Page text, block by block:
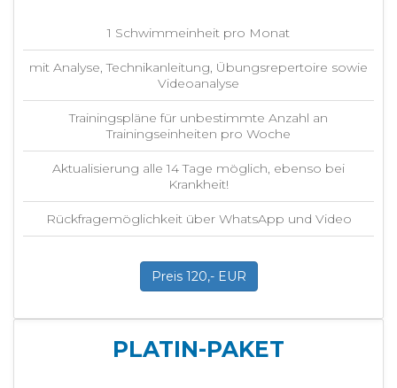
1 Schwimmeinheit pro Monat
mit Analyse, Technikanleitung, Übungsrepertoire sowie
Videoanalyse
Trainingspläne für unbestimmte Anzahl an
Trainingseinheiten pro Woche
Aktualisierung alle 14 Tage möglich, ebenso bei
Krankheit!
Rückfragemöglichkeit über WhatsApp und Video
Preis 120,- EUR
PLATIN-PAKET